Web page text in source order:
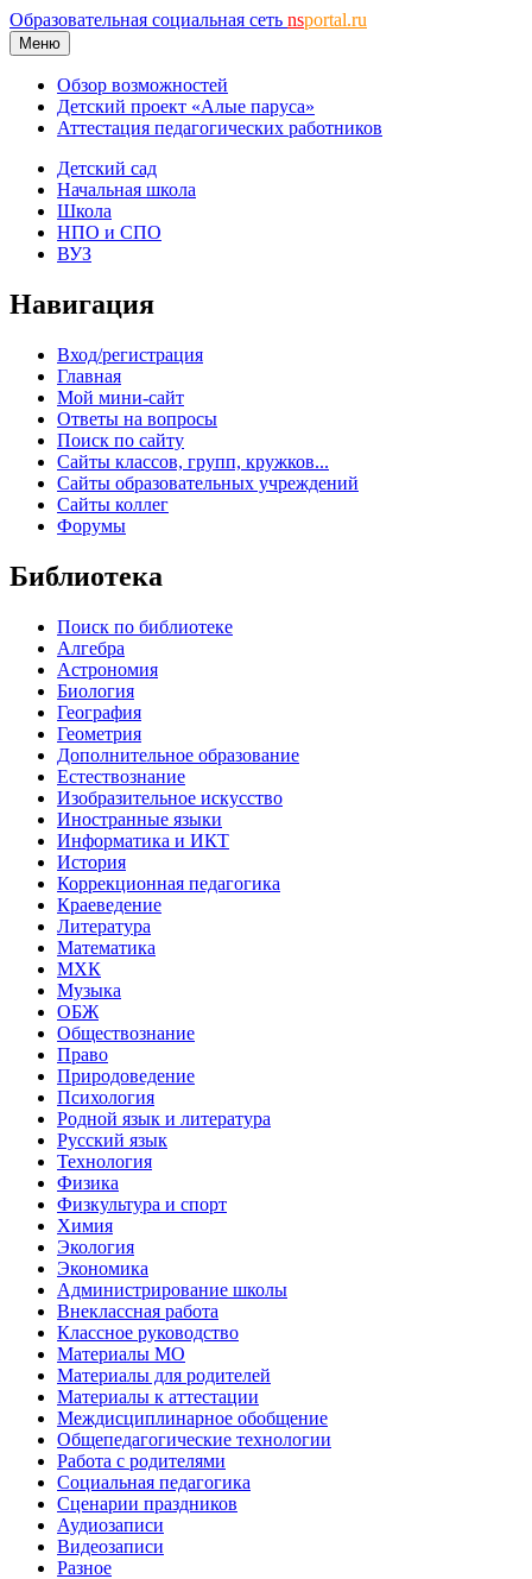
Образовательная социальная сеть nsportal.ru
Меню
Обзор возможностей
Детский проект «Алые паруса»
Аттестация педагогических работников
Детский сад
Начальная школа
Школа
НПО и СПО
ВУЗ
Навигация
Вход/регистрация
Главная
Мой мини-сайт
Ответы на вопросы
Поиск по сайту
Сайты классов, групп, кружков...
Сайты образовательных учреждений
Сайты коллег
Форумы
Библиотека
Поиск по библиотеке
Алгебра
Астрономия
Биология
География
Геометрия
Дополнительное образование
Естествознание
Изобразительное искусство
Иностранные языки
Информатика и ИКТ
История
Коррекционная педагогика
Краеведение
Литература
Математика
МХК
Музыка
ОБЖ
Обществознание
Право
Природоведение
Психология
Родной язык и литература
Русский язык
Технология
Физика
Физкультура и спорт
Химия
Экология
Экономика
Администрирование школы
Внеклассная работа
Классное руководство
Материалы МО
Материалы для родителей
Материалы к аттестации
Междисциплинарное обобщение
Общепедагогические технологии
Работа с родителями
Социальная педагогика
Сценарии праздников
Аудиозаписи
Видеозаписи
Разное